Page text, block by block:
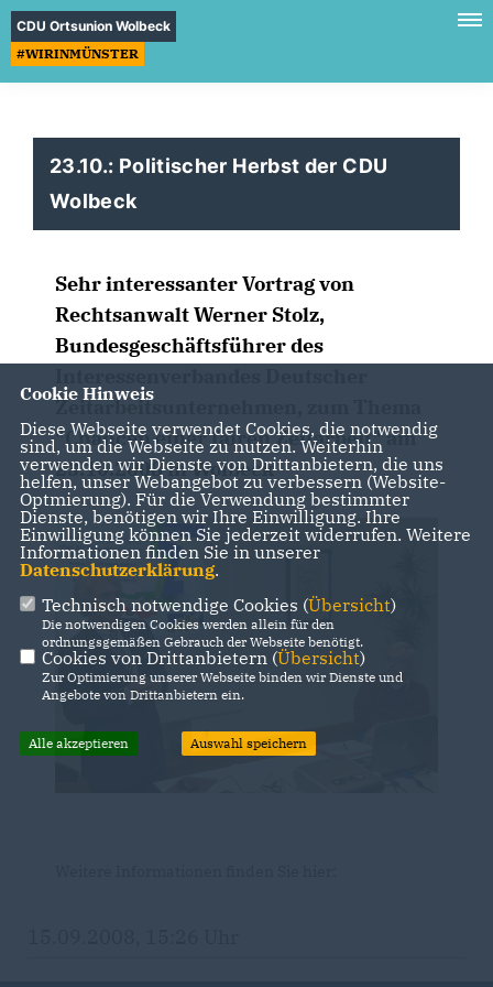
CDU Ortsunion Wolbeck
#WIRINMÜNSTER
23.10.: Politischer Herbst der CDU
Wolbeck
Sehr interessanter Vortrag von
Rechtsanwalt Werner Stolz,
Bundesgeschäftsführer des
Zeitarbeitsunternehmen, zum Thema
"Chancen einer fairen Zeitarbeit" am
23.10.2008 in Wolbeck
Cookie Hinweis
Diese Webseite verwendet Cookies, die notwendig
sind, um die Webseite zu nutzen. Weiterhin
verwenden wir Dienste von Drittanbietern, die uns
helfen, unser Webangebot zu verbessern (Website-
Optmierung). Für die Verwendung bestimmter
Dienste, benötigen wir Ihre Einwilligung. Ihre
Einwilligung können Sie jederzeit widerrufen. Weitere
Informationen finden Sie in unserer
Datenschutzerklärung.
Technisch notwendige Cookies (Übersicht)
Die notwendigen Cookies werden allein für den
ordnungsgemäßen Gebrauch der Webseite benötigt.
Cookies von Drittanbietern (Übersicht)
Zur Optimierung unserer Webseite binden wir Dienste und
Angebote von Drittanbietern ein.
Alle akzeptieren Auswahl speichern